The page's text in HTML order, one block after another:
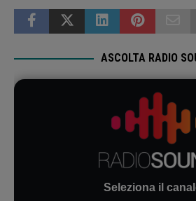
ASCOLTA RADIO
Seleziona il